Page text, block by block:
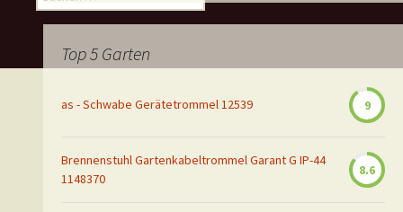
Top 5 Garten
as - Schwabe Gerätetrommel 12539 9
Brennenstuhl Gartenkabeltrommel Garant G IP-44
1148370
8.6
nach: